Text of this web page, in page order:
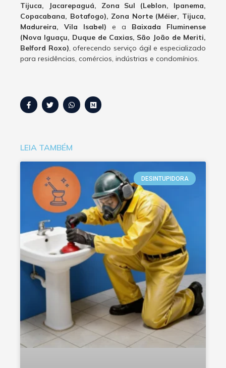
Tijuca, Jacarepaguá, Zona Sul (Leblon, Ipanema,
Copacabana, Botafogo), Zona Norte (Méier, Tijuca,
Madureira, Vila Isabel) e a Baixada Fluminense
(Nova Iguaçu, Duque de Caxias, São João de Meriti,
Belford Roxo), oferecendo serviço ágil e especializado
para residências, comércios, indústrias e condomínios.
LEIA TAMBÉM
DESINTUPIDORA